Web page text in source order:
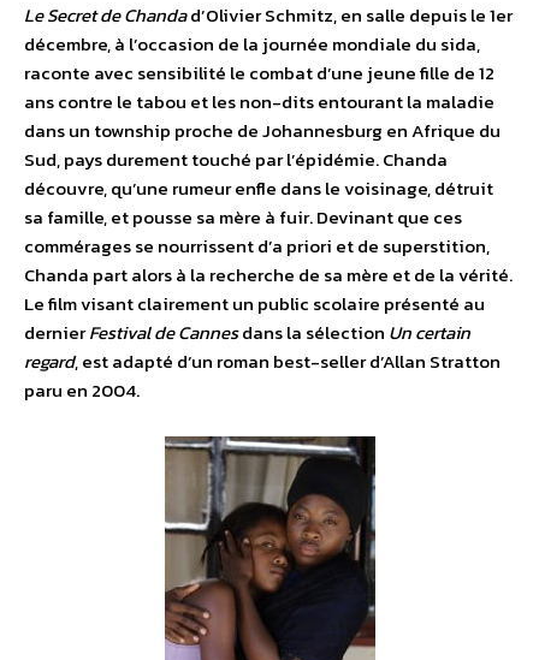
Le Secret de Chandad’Olivier Schmitz, en salle depuis le 1er
décembre, à l’occasion de la journée mondiale du sida,
raconte avec sensibilité le combat d’une jeune fille de 12
ans contre le tabou et les non-dits entourant la maladie
dans un township proche de Johannesburg en Afrique du
Sud, pays durement touché par l’épidémie. Chanda
découvre, qu’une rumeur enfle dans le voisinage, détruit
sa famille, et pousse sa mère à fuir. Devinant que ces
commérages se nourrissent d’a priori et de superstition,
Chanda part alors à la recherche de sa mère et de la vérité.
Le film visant clairement un public scolaire présenté au
dernierFestival de Cannesdans la sélection Un certain
regard, est adapté d’un roman best-seller d’Allan Stratton
paru en 2004.